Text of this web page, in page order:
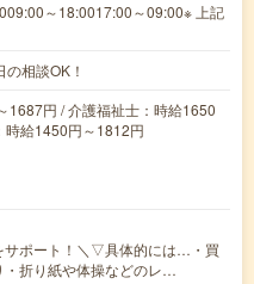
～18:0017:00～09:00※ 上記
相談OK！
1687円 / 介護福祉士：時給1650
時給1450円～1812円
サポート！＼▽具体的には…・買
・折り紙や体操などのレ…